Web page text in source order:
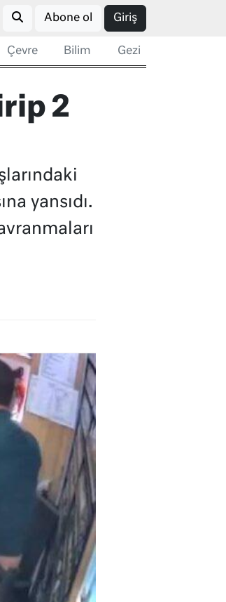
Abone ol Giriş
Çevre Bilim Gezi
2
yansıdı.